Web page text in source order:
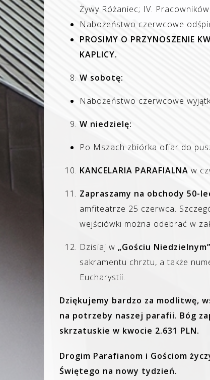
Żywy Różaniec; IV.
Nabożeństwo czerwcowe
PROSIMY O PRZYNOSZENIE
KAPLICY.
W sobotę:
Nabożeństwo czerwcowe
W niedzielę:
Po Mszach zbiórka ofiar do
KANCELARIA PARAFIALNA w
Zapraszamy na obchody 50-
amfiteatrze 25 czerwca.
wejściówki można odebrać w
Dzisiaj w „Gościu Niedzielnym”
sakramentu chrztu, a także
Eucharystii.
Dziękujemy bardzo za modlitwę,
na potrzeby naszej parafii. Bóg
skrzatuskie w kwocie 2.631 PLN.
Drogim Parafianom i Gościom
Świętego na nowy tydzień.